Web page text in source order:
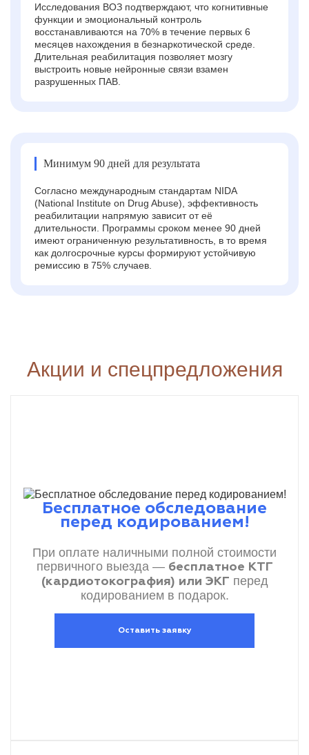
Исследования ВОЗ подтверждают, что когнитивные
функции и эмоциональный контроль
восстанавливаются на 70% в течение первых 6
месяцев нахождения в безнаркотической среде.
Длительная реабилитация позволяет мозгу
выстроить новые нейронные связи взамен
разрушенных ПАВ.
Минимум 90 дней для результата
Согласно международным стандартам NIDA
(National Institute on Drug Abuse), эффективность
реабилитации напрямую зависит от её
длительности. Программы сроком менее 90 дней
имеют ограниченную результативность, в то время
как долгосрочные курсы формируют устойчивую
ремиссию в 75% случаев.
Акции и спецпредложения
Бесплатное обследование
перед кодированием!
При оплате наличными полной стоимости
первичного выезда — бесплатное КТГ
(кардиотокография) или ЭКГ перед
кодированием в подарок.
Оставить заявку